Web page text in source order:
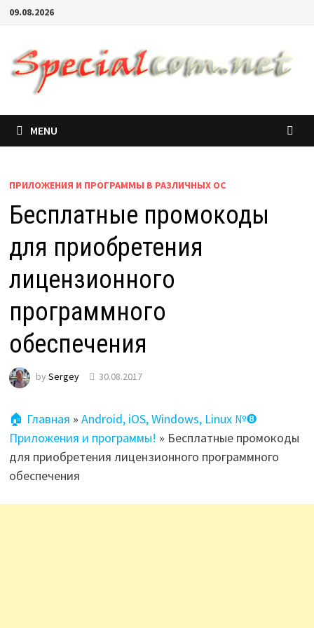
09.08.2026
MENU
ПРИЛОЖЕНИЯ И ПРОГРАММЫ В РАЗЛИЧНЫХ ОС
Бесплатные промокоды
для приобретения
лицензионного
программного
обеспечения
by Sergey 30.08.2017
🏠 Главная » Android, iOS, Windows, Linux №❽
Приложения и программы! » Бесплатные промокоды
для приобретения лицензионного программного
обеспечения